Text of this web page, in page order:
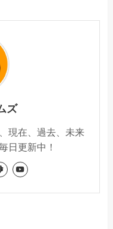
ズ
現在、過去、未来
日更新中！